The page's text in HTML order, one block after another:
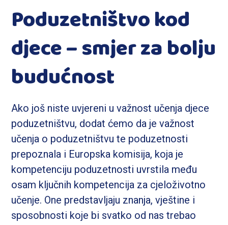
Poduzetništvo kod
djece – smjer za bolju
budućnost
Ako još niste uvjereni u važnost učenja djece
poduzetništvu, dodat ćemo da je važnost
učenja o poduzetništvu te poduzetnosti
prepoznala i Europska komisija, koja je
kompetenciju poduzetnosti uvrstila među
osam ključnih kompetencija za cjeloživotno
učenje. One predstavljaju znanja, vještine i
sposobnosti koje bi svatko od nas trebao